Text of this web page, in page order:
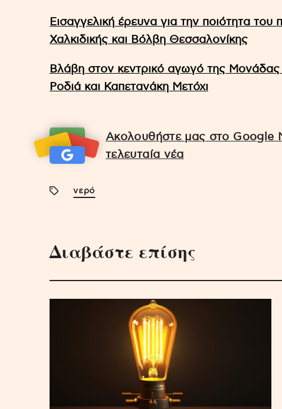
Εισαγγελική έρευνα για την ποιότητα
Χαλκιδικής και Βόλβη Θεσσαλονίκης
Βλάβη στον κεντρικό αγωγό της
Ροδιά και Καπετανάκη Μετόχι
Ακολουθήστε μας στο Google
τελευταία νέα
νερό
Διαβάστε επίσης